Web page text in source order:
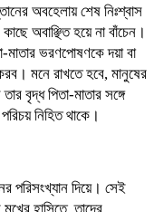
অবহেলায় শেষ নিঃশ্বাস
অবাঞ্ছিত হয়ে না বাঁচেন।
ভরণপোষণকে দয়া বা
মনে রাখতে হবে, মানুষের
বৃদ্ধ পিতা-মাতার সঙ্গে
নিহিত থাকে।
পরিসংখ্যান দিয়ে। সেই